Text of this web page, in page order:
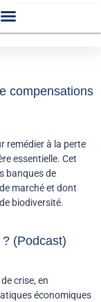
compensations
remédier à la perte
essentielle. Cet
banques de
marché et dont
biodiversité.
(Podcast)
crise, en
économiques